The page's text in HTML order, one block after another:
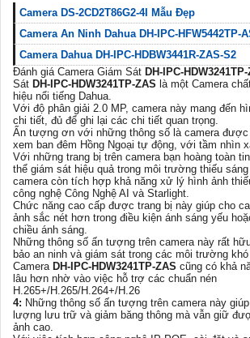
Camera DS-2CD2T86G2-4I Mẫu Đẹp
Camera An Ninh Dahua DH-IPC-HFW5442TP-
Camera Dahua DH-IPC-HDBW3441R-ZAS-S2
Đánh giá Camera Giám Sát DH-IPC-HDW3241TP-
Sát DH-IPC-HDW3241TP-ZAS là một Camera
hiệu nổi tiếng Dahua.
Với độ phân giải 2.0 MP, camera này mang đến
chi tiết, đủ để ghi lại các chi tiết quan trọng.
Ấn tượng ơn với những thông số là camera được
xem ban đêm Hồng Ngoại tự động, với tầm nhìn
Với những trang bị trên camera bạn hoàng toàn
thể giám sát hiệu quả trong môi trường thiếu sáng
camera còn tích hợp khả năng xử lý hình ảnh
công nghệ Công Nghệ AI và Starlight.
Chức năng cao cấp được trang bị này giúp cho
ảnh sắc nét hơn trong điều kiện ánh sáng yếu
chiều ánh sáng.
Những thông số ấn tượng trên camera này rất
bảo an ninh và giám sát trong các môi trường khó
Camera DH-IPC-HDW3241TP-ZAS cũng có khả
lâu hơn nhờ vào việc hỗ trợ các chuẩn nén
H.265+/H.265/H.264+/H.26
4: Những thông số ấn tượng trên camera này
lượng lưu trữ và giảm băng thông mà vẫn giữ
ảnh cao.